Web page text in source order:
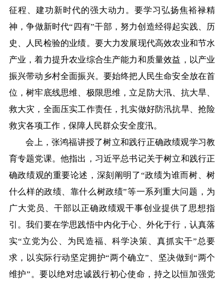
智能问答
走进巴彦淖尔
行政区划 自然地理 资源禀赋
人文历史
回到顶部
征程、建功新时代的强大动力。要学习弘扬焦裕禄精
神，争做新时代“四有”干部，努力创造经得起实践、历
史、人民检验的业绩。要大力发展现代高效农业和节水
产业，着力提升农业综合生产能力和质量效益，以产业
振兴带动乡村全面振兴。要始终把人民生命安全放在首
位，树牢底线思维、极限思维，立足防大汛、抗大旱、
救大灾，全面压实工作责任，扎实做好防汛抗旱、抢险
救灾各项工作，保障人民群众安全度汛。
会上，张鸿福讲授了树立和践行正确政绩观学习教
育专题党课。他指出，习近平总书记关于树立和践行正
确政绩观的重要论述，深刻阐明了“政绩为谁而树、树
什么样的政绩、靠什么树政绩”等一系列重大问题，为
广大党员、干部以正确政绩观干事创业提供了思想指
引。我们要在学思践悟中内化于心、外化于行，认真落
实“立党为公、为民造福、科学决策、真抓实干”总要
求，以实际行动坚定拥护“两个确立”、坚决做到“两个
维护”。要以绝对忠诚践行初心使命，持之以恒加强党